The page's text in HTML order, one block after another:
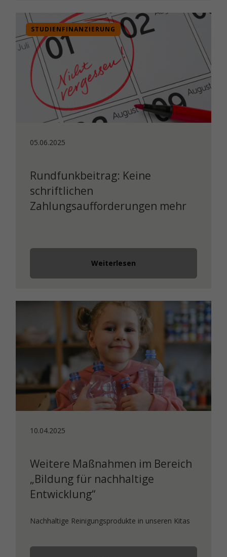
STUDIENFINANZIERUNG
05.06.2025
Rundfunkbeitrag: Keine
schriftlichen
Zahlungsaufforderungen mehr
Weiterlesen
10.04.2025
Weitere Maßnahmen im Bereich
„Bildung für nachhaltige
Entwicklung“
Nachhaltige Reinigungsprodukte in unseren Kitas